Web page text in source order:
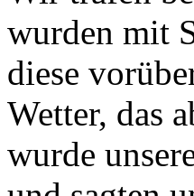
wurden mit
diese
Wetter, das
wurde